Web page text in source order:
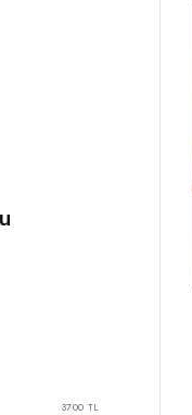
3700 TL